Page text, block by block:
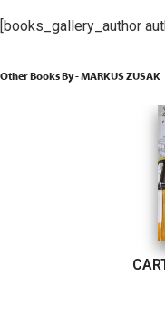
[books_gallery_author
Other Books By - MARKUS ZUSAK